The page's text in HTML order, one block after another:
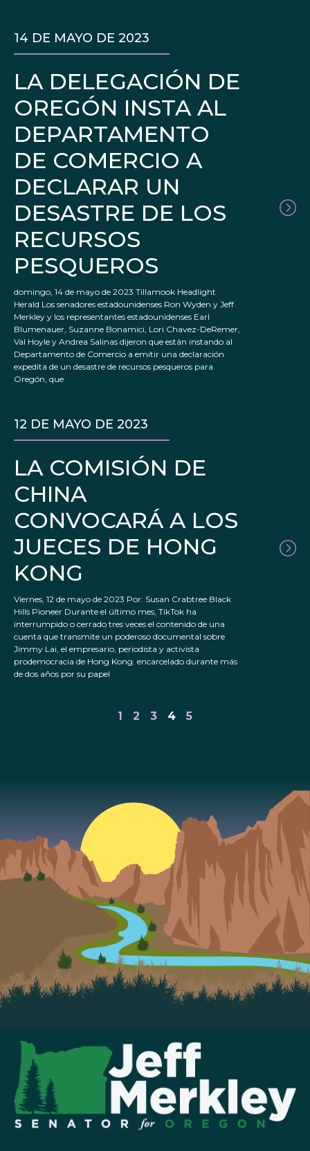
LA DELEGACIÓN DE
OREGÓN INSTA AL
DEPARTAMENTO
DE COMERCIO A
DECLARAR UN
DESASTRE DE LOS
RECURSOS
PESQUEROS
14 DE MAYO DE 2023
domingo, 14 de mayo de 2023 Tillamook Headlight
Herald Los senadores estadounidenses Ron Wyden y Jeff
Merkley y los representantes estadounidenses Earl
Blumenauer, Suzanne Bonamici, Lori Chavez-DeRemer,
Val Hoyle y Andrea Salinas dijeron que están instando al
Departamento de Comercio a emitir una declaración
expedita de un desastre de recursos pesqueros para
Oregón, que
LA COMISIÓN DE
CHINA
CONVOCARÁ A LOS
JUECES DE HONG
KONG
12 DE MAYO DE 2023
Viernes, 12 de mayo de 2023 Por: Susan Crabtree Black
Hills Pioneer Durante el último mes, TikTok ha
interrumpido o cerrado tres veces el contenido de una
cuenta que transmite un poderoso documental sobre
Jimmy Lai, el empresario, periodista y activista
prodemocracia de Hong Kong. encarcelado durante más
de dos años por su papel
1 2 3 4 5